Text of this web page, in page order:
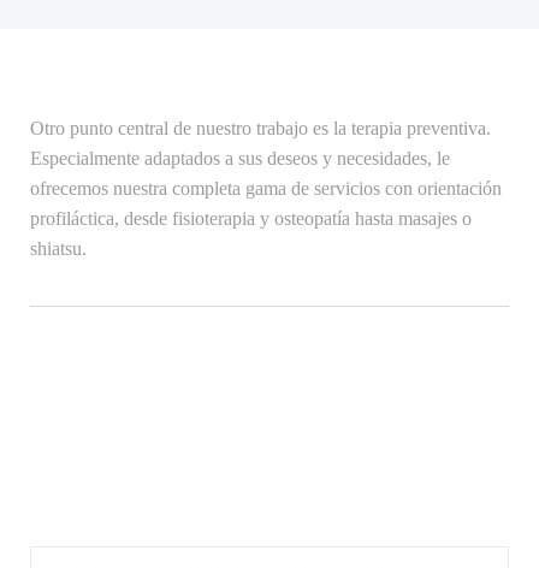
Otro punto central de nuestro trabajo es la terapia preventiva.
Especialmente adaptados a sus deseos y necesidades, le
ofrecemos nuestra completa gama de servicios con orientación
profiláctica, desde fisioterapia y osteopatía hasta masajes o
shiatsu.